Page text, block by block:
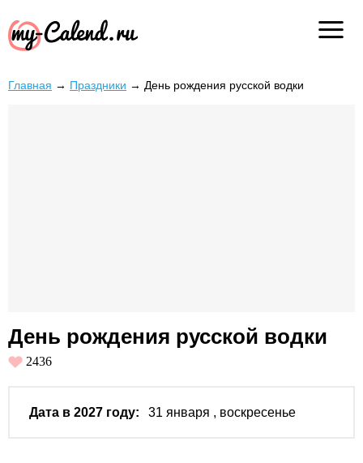
Главная → Праздники → День рождения русской водки
День рождения русской водки
2436
Дата в 2027 году: 31 января , воскресенье